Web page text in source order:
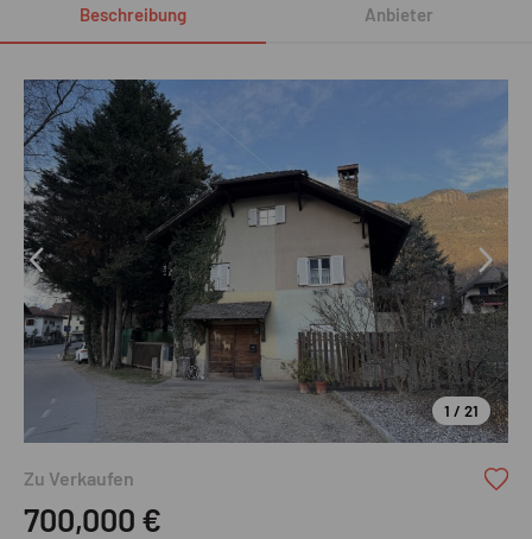
Beschreibung Anbieter
1 / 21
Zu Verkaufen
700,000 €